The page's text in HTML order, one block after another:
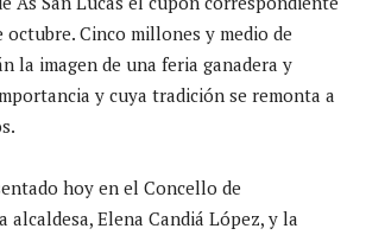
octubre. Cinco millones y medio de
la imagen de una feria ganadera y
y cuya tradición se remonta a
hoy en el Concello de
alcaldesa, Elena Candiá López, y la